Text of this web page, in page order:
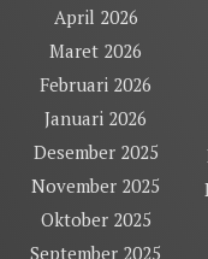
April 2026
Maret 2026
Februari 2026
Januari 2026
Desember 2025
November 2025
Oktober 2025
September 2025